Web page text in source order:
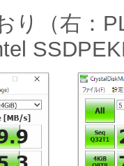
り（右：